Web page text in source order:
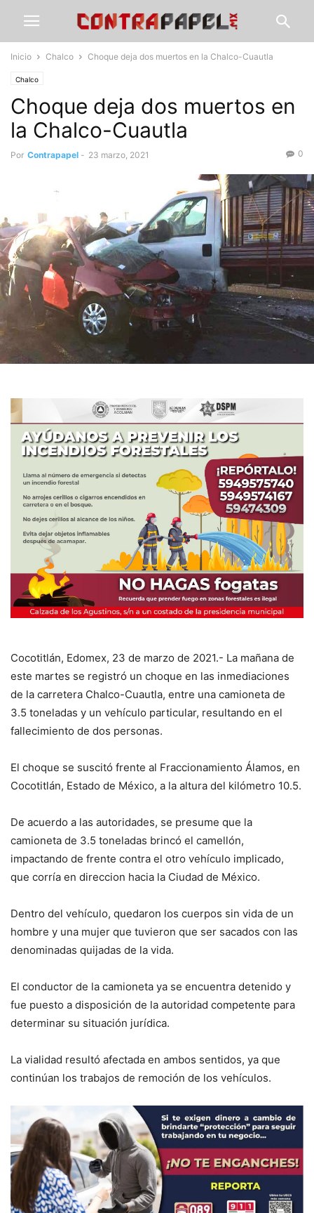
Inicio Chalco Choque deja dos muertos en la Chalco-Cuautla
Chalco
Choque deja dos muertos en
la Chalco-Cuautla
Por Contrapapel - 23 marzo, 2021 0
Cocotitlán, Edomex, 23 de marzo de 2021.- La mañana de
este martes se registró un choque en las inmediaciones
de la carretera Chalco-Cuautla, entre una camioneta de
3.5 toneladas y un vehículo particular, resultando en el
fallecimiento de dos personas.
El choque se suscitó frente al Fraccionamiento Álamos, en
Cocotitlán, Estado de México, a la altura del kilómetro 10.5.
De acuerdo a las autoridades, se presume que la
camioneta de 3.5 toneladas brincó el camellón,
impactando de frente contra el otro vehículo implicado,
que corría en direccion hacia la Ciudad de México.
Dentro del vehículo, quedaron los cuerpos sin vida de un
hombre y una mujer que tuvieron que ser sacados con las
denominadas quijadas de la vida.
El conductor de la camioneta ya se encuentra detenido y
fue puesto a disposición de la autoridad competente para
determinar su situación jurídica.
La vialidad resultó afectada en ambos sentidos, ya que
continúan los trabajos de remoción de los vehículos.